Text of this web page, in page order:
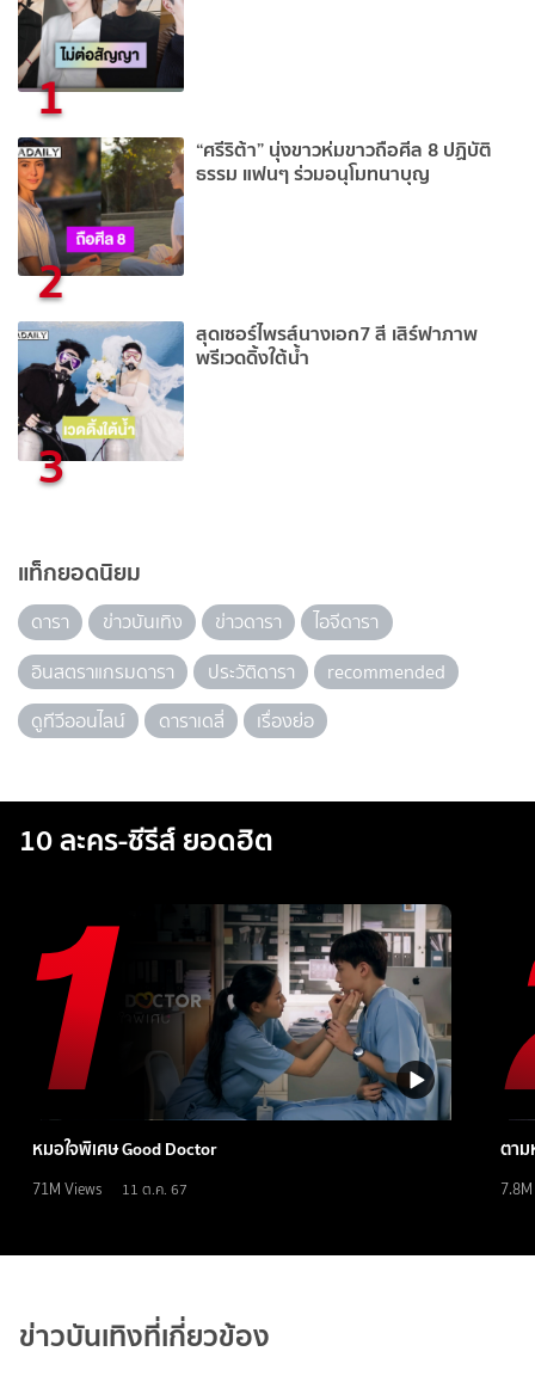
1
2
“ศรีริต้า” นุ่งขาวห่มขาวถือศีล 8 ปฏิบัติ
ธรรม แฟนๆ ร่วมอนุโมทนาบุญ
3
สุดเซอร์ไพรส์นางเอก7 สี เสิร์ฟาภาพ
พรีเวดดิ้งใต้น้ำ
แท็กยอดนิยม
ดารา ข่าวบันเทิง ข่าวดารา
ไอจีดารา
อินสตราแกรมดารา
ประวัติดารา
recommended
ดูทีวีออนไลน์
ดาราเดลี่ เรื่องย่อ
10 ละคร-ซีรีส์ ยอดฮิต
หมอใจพิเศษ Good Doctor
71M Views 11 ต.ค. 67
ตาม
7.8M
ข่าวบันเทิงที่เกี่ยวข้อง